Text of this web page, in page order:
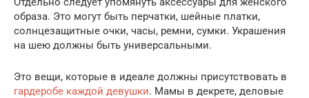
образа. Это могут быть перчатки, шейные платки,
солнцезащитные очки, часы, ремни, сумки. Украшения
на шею должны быть универсальными.
Это вещи, которые в идеале должны присутствовать в
гардеробе каждой девушки. Мамы в декрете, деловые